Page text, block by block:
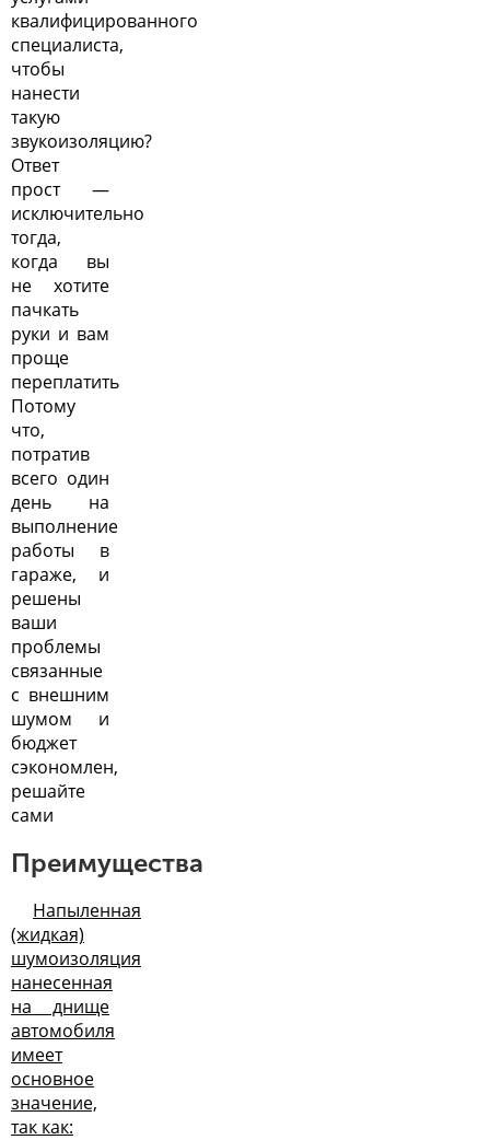
квалифицированного
специалиста,
чтобы
нанести
такую
звукоизоляцию?
Ответ
прост —
исключительно
тогда,
когда вы
не хотите
пачкать
руки и вам
проще
переплатить
Потому
что,
потратив
всего один
день на
выполнение
работы в
гараже, и
решены
ваши
проблемы
связанные
с внешним
шумом и
бюджет
сэкономлен,
решайте
сами
Преимущества
Напыленная
(жидкая)
шумоизоляция
нанесенная
на днище
автомобиля
имеет
основное
значение,
так как: